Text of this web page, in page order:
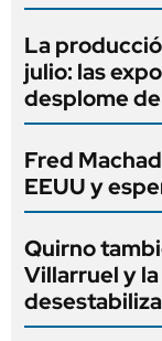
La
julio: las
desplome
Fred
EEUU y
Quirno
Villarruel y